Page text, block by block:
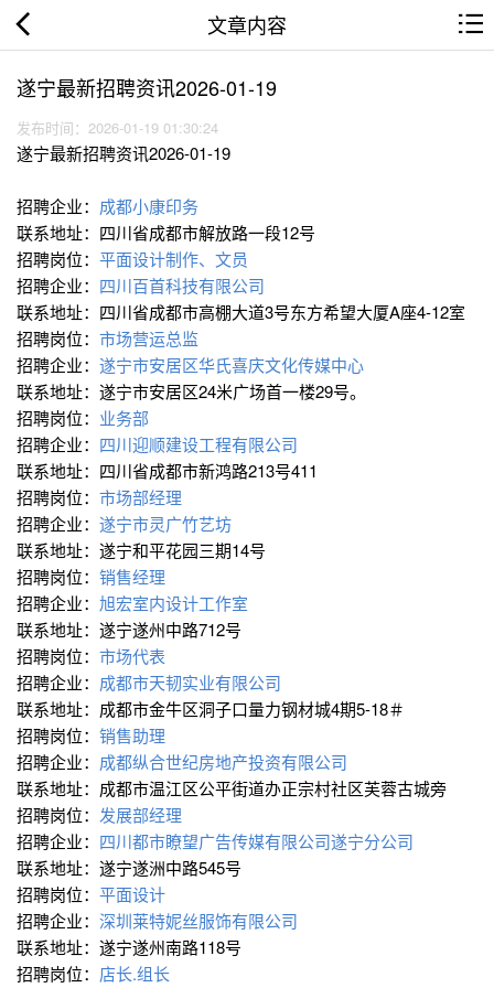
文章内容
遂宁最新招聘资讯2026-01-19
发布时间：2026-01-19 01:30:24
遂宁最新招聘资讯2026-01-19
招聘企业： 成都小康印务
联系地址：四川省成都市解放路一段12号
招聘岗位： 平面设计制作、文员
招聘企业： 四川百首科技有限公司
联系地址：四川省成都市高棚大道3号东方希望大厦A座4-12室
招聘岗位： 市场营运总监
招聘企业： 遂宁市安居区华氏喜庆文化传媒中心
联系地址：遂宁市安居区24米广场首一楼29号。
招聘岗位： 业务部
招聘企业： 四川迎顺建设工程有限公司
联系地址：四川省成都市新鸿路213号411
招聘岗位： 市场部经理
招聘企业： 遂宁市灵广竹艺坊
联系地址：遂宁和平花园三期14号
招聘岗位： 销售经理
招聘企业： 旭宏室内设计工作室
联系地址：遂宁遂州中路712号
招聘岗位： 市场代表
招聘企业： 成都市天韧实业有限公司
联系地址：成都市金牛区洞子口量力钢材城4期5-18＃
招聘岗位： 销售助理
招聘企业： 成都纵合世纪房地产投资有限公司
联系地址：成都市温江区公平街道办正宗村社区芙蓉古城旁
招聘岗位： 发展部经理
招聘企业： 四川都市瞭望广告传媒有限公司遂宁分公司
联系地址：遂宁遂洲中路545号
招聘岗位： 平面设计
招聘企业： 深圳莱特妮丝服饰有限公司
联系地址：遂宁遂州南路118号
招聘岗位： 店长.组长